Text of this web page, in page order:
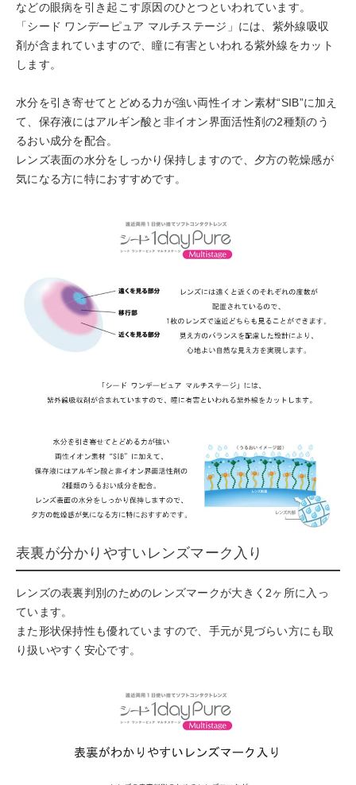
などの眼病を引き起こす原因のひとつといわれています。
「シード ワンデーピュア マルチステージ」には、紫外線吸収
剤が含まれていますので、瞳に有害といわれる紫外線をカット
します。
水分を引き寄せてとどめる力が強い両性イオン素材“SIB”に加え
て、保存液にはアルギン酸と非イオン界面活性剤の2種類のう
るおい成分を配合。
レンズ表面の水分をしっかり保持しますので、夕方の乾燥感が
気になる方に特におすすめです。
表裏が分かりやすいレンズマーク入り
レンズの表裏判別のためのレンズマークが大きく2ヶ所に入っ
ています。
また形状保持性も優れていますので、手元が見づらい方にも取
り扱いやすく安心です。